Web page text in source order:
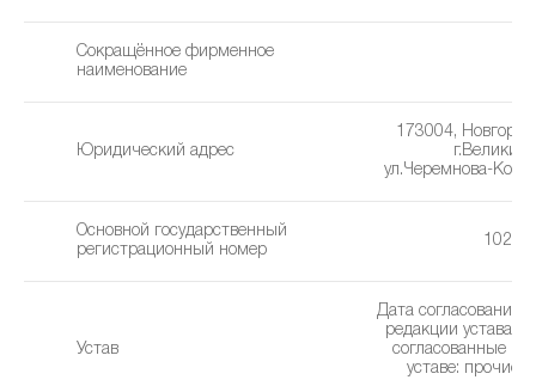
Сокращённое фирменное
наименование
Юридический адрес
173004,
г.Великий
ул.Черемнова-
Основной государственный
регистрационный номер
Устав
Дата согласования
редакции устава:
cогласованные
уставe: прочие